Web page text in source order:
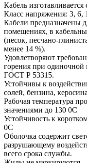
Кабель
Класс напряжения: 3, 6,
Кабели предназначены
помещениях, в
(песок, песчано-
менее 14 %).
Удовлетворяют
горения при
ГОСТ Р 53315.
Устойчивы к
солей, бензина,
Рабочая температура
значениями до 130 0С
Устойчивость к
0С
Оболочка содержит
разрушающему
всего срока службы.